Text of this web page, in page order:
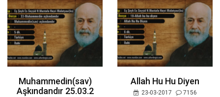
Muhammedin(sav)
Aşkındandır 25.03.2
Allah Hu Hu Diyen
23-03-2017
7156